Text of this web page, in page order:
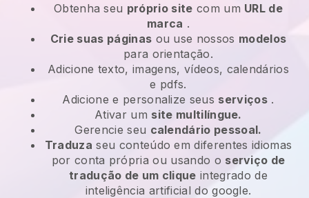
Obtenha seu próprio site com um URL de
marca .
Crie suas páginas ou use nossos modelos
para orientação.
Adicione texto, imagens, vídeos, calendários
e pdfs.
Adicione e personalize seus serviços.
Ativar um site multilíngue.
Gerencie seu calendário pessoal.
Traduza seu conteúdo em diferentes idiomas
por conta própria ou usando o serviço de
tradução de um clique integrado de
inteligência artificial do google.